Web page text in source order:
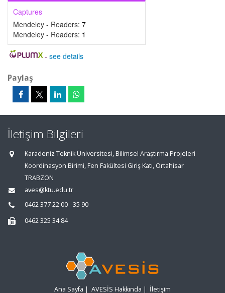
Captures
Mendeley - Readers: 7
Mendeley - Readers: 1
- see details
Paylaş
İletişim Bilgileri
Karadeniz Teknik Üniversitesi, Bilimsel Araştırma Projeleri
Koordinasyon Birimi, Fen Fakültesi Giriş Katı, Ortahisar
TRABZON
aves@ktu.edu.tr
0462 377 22 00 - 35 90
0462 325 34 84
Ana Sayfa | AVESİS Hakkında | İletişim